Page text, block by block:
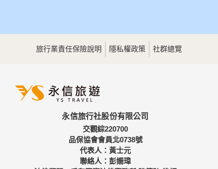
旅行業責任保險說明 隱私權政策 社群總覽
永信旅行社股份有限公司
交觀綜220700
品保協會會員北0738號
代表人：黃士元
聯絡人：彭姍瑋